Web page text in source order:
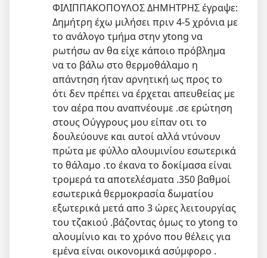
ΦΙΛΙΠΠΑΚΟΠΟΥΛΟΣ ΔΗΜΗΤΡΗΣ έγραψε:
Δημήτρη έχω μιλήσει πριν 4-5 χρόνια με
το ανάλογο τμήμα στην ytong να
ρωτήσω αν θα είχε κάποιο πρόβλημα
να το βάλω στο θερμοθάλαμο η
απάντηση ήταν αρνητική ως προς το
ότι δεν πρέπει να έρχεται απευθείας με
τον αέρα που αναπνέουμε .σε ερώτηση
στους Ούγγρους μου είπαν οτι το
δουλεύουνε και αυτοί αλλά ντύνουν
πρώτα με φύλλο αλουμινίου εσωτερικά
το θάλαμο .το έκανα το δοκίμασα είναι
τρομερά τα αποτελέσματα .350 βαθμοί
εσωτερικά θερμοκρασία δωματίου
εξωτερικά μετά απο 3 ώρες λειτουργίας
του τζακιού .βάζοντας όμως το ytong το
αλουμίνιο και το χρόνο που θέλεις για
εμένα είναι οικονομικά ασύμφορο .